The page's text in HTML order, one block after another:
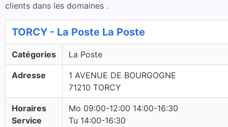
clients dans les domaines .
TORCY - La Poste La Poste
Catégories La Poste
Adresse
1 AVENUE DE BOURGOGNE
71210 TORCY
Horaires
Service
Mo 09:00-12:00 14:00-16:30
Tu 14:00-16:30